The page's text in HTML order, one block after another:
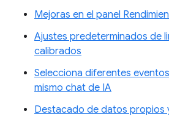
Mejoras en el panel
Ajustes predeterminados de
calibrados
Selecciona diferentes
mismo chat de IA
Destacado de datos propios